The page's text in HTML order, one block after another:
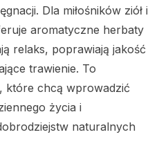
Dla miłośników ziół i
aromatyczne herbaty
relaks, poprawiają jakość
trawienie. To
które chcą wprowadzić
życia i
naturalnych